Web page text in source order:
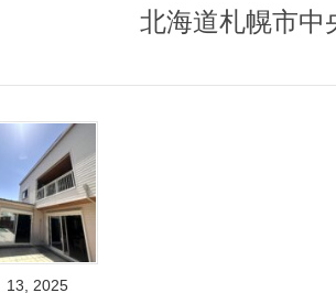
海道札幌市中央区
13, 2025